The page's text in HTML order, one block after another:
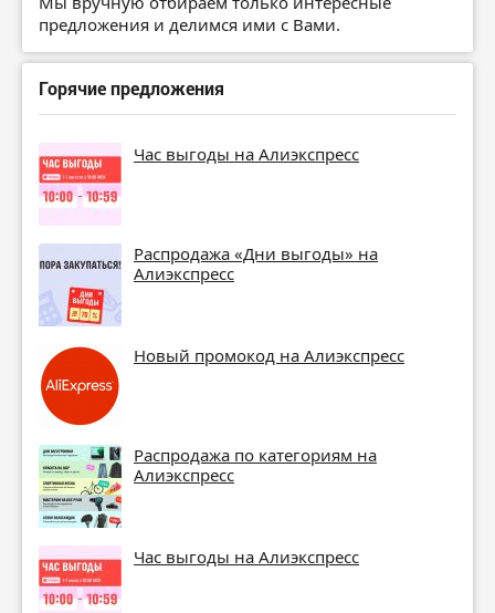
предложения и делимся ими с Вами.
Горячие предложения
Час выгоды на Алиэкспресс
Распродажа «Дни выгоды» на
Алиэкспресс
Новый промокод на Алиэкспресс
Распродажа по категориям на
Алиэкспресс
Час выгоды на Алиэкспресс